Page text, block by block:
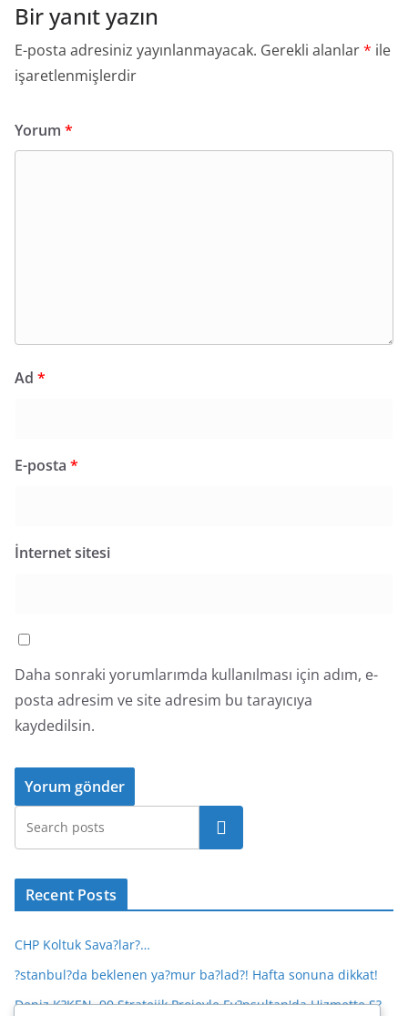
Bir yanıt yazın
E-posta adresiniz yayınlanmayacak. Gerekli alanlar* ile
işaretlenmişlerdir
Yorum *
Ad *
E-posta *
İnternet sitesi
Daha sonraki yorumlarımda kullanılması için adım, e-
posta adresim ve site adresim bu tarayıcıya
kaydedilsin.
Ara
Recent Posts
CHP Koltuk Sava?lar?…
?stanbul?da beklenen ya?mur ba?lad?! Hafta sonuna dikkat!
Deniz K?KEN, 90 Stratejik Projeyle Ey?psultan'da Hizmette S?